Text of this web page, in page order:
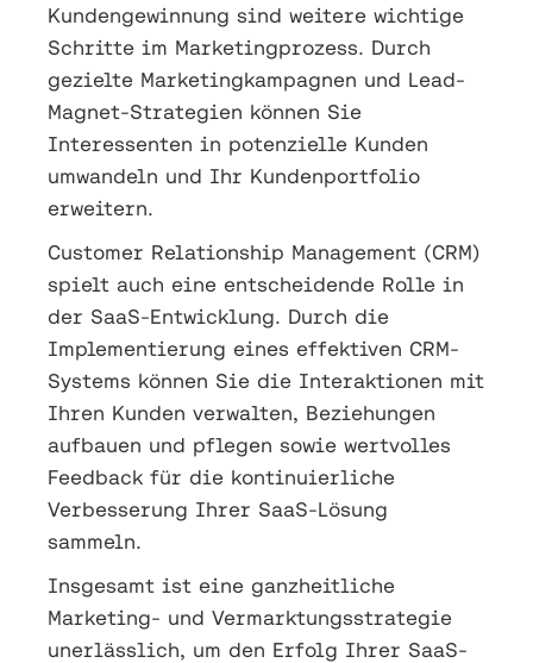
Kundengewinnung sind weitere wichtige
Schritte im Marketingprozess. Durch
gezielte Marketingkampagnen und Lead-
Magnet-Strategien können Sie
Interessenten in potenzielle Kunden
umwandeln und Ihr Kundenportfolio
erweitern.
Customer Relationship Management (CRM)
spielt auch eine entscheidende Rolle in
der SaaS-Entwicklung. Durch die
Implementierung eines effektiven CRM-
Systems können Sie die Interaktionen mit
Ihren Kunden verwalten, Beziehungen
aufbauen und pflegen sowie wertvolles
Feedback für die kontinuierliche
Verbesserung Ihrer SaaS-Lösung
sammeln.
Insgesamt ist eine ganzheitliche
Marketing- und Vermarktungsstrategie
unerlässlich, um den Erfolg Ihrer SaaS-